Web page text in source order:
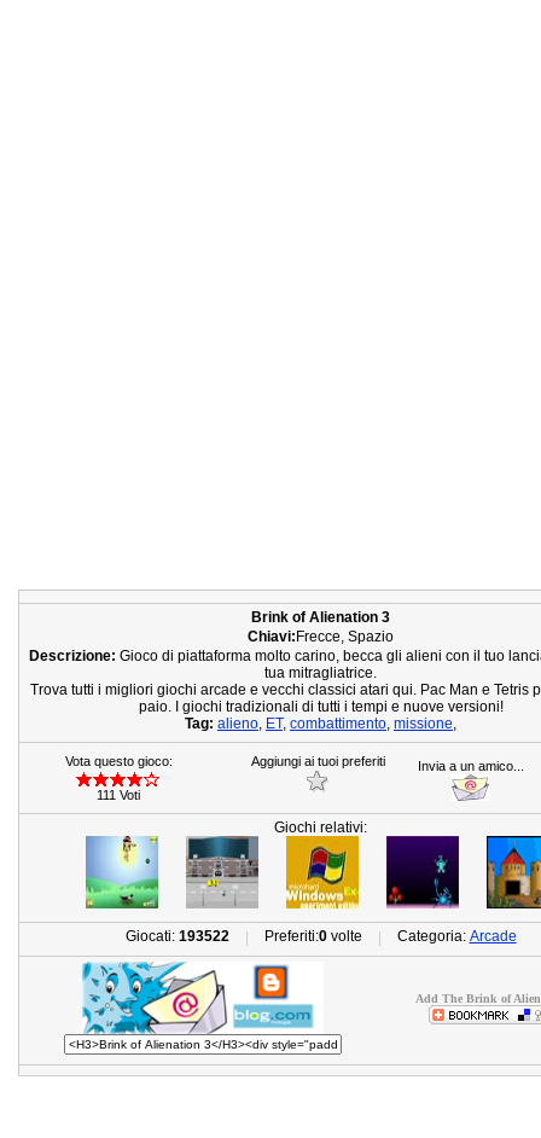
Brink of Alienation 3
Chiavi: Frecce, Spazio
Descrizione: Gioco di piattaforma molto carino, becca gli alieni con il tuo
tua mitragliatrice.
Trova tutti i migliori giochi arcade e vecchi classici atari qui. Pac Man e Tetris
paio. I giochi tradizionali di tutti i tempi e nuove versioni!
Tag: alieno, ET, combattimento, missione,
Vota questo gioco:
111 Voti
Aggiungi ai tuoi preferiti Invia a un amico...
Giochi relativi:
Giocati: 193522 | Preferiti:0volte | Categoria: Arcade
Add The Brink of